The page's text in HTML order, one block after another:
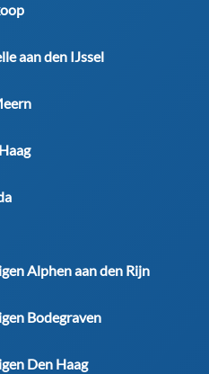
aan den IJssel
Alphen aan den Rijn
Bodegraven
Den Haag